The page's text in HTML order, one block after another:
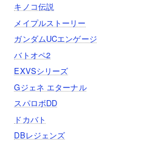
キノコ伝説
メイプルストーリー
ガンダムUCエンゲージ
バトオペ2
EXVSシリーズ
Gジェネ エターナル
スパロボDD
ドカバト
DBレジェンズ